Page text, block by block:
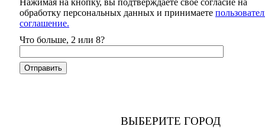
Нажимая на кнопку, вы подтверждаете свое согласие на
обработку персональных данных и принимаете
соглашение.
Что больше, 2 или 8?
ВЫБЕРИТЕ ГОРОД